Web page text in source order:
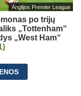
Anglijos Premier League
po trijų
„Tottenham“
„West Ham“